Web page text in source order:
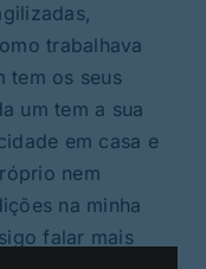
trabalhava
tem os seus
um tem a sua
em casa e
nem
na minha
falar mais